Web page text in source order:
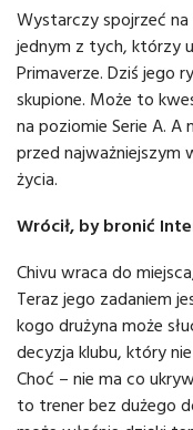
Wystarczy spojrzeć na
jednym z tych, którzy
Primaverze. Dziś jego
skupione. Może to
na poziomie Serie A. A
przed
życia.
Wrócił, by bronić
Chivu wraca do
Teraz jego zadaniem
kogo drużyna może
decyzja klubu, który
Choć – nie ma co
to trener bez dużego